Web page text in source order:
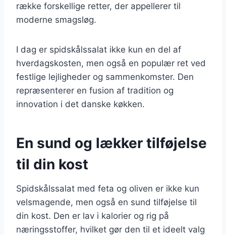
række forskellige retter, der appellerer til
moderne smagsløg.
I dag er spidskålssalat ikke kun en del af
hverdagskosten, men også en populær ret ved
festlige lejligheder og sammenkomster. Den
repræsenterer en fusion af tradition og
innovation i det danske køkken.
En sund og lækker tilføjelse
til din kost
Spidskålssalat med feta og oliven er ikke kun
velsmagende, men også en sund tilføjelse til
din kost. Den er lav i kalorier og rig på
næringsstoffer, hvilket gør den til et ideelt valg